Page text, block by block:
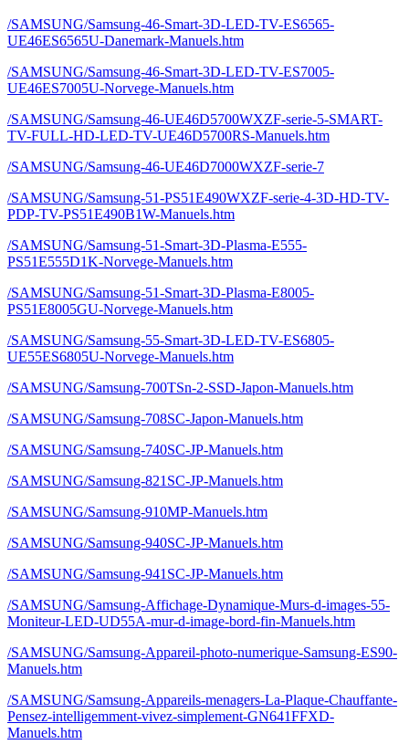
/SAMSUNG/Samsung-46-Smart-3D-LED-TV-ES6565-
UE46ES6565U-Danemark-Manuels.htm
/SAMSUNG/Samsung-46-Smart-3D-LED-TV-ES7005-
UE46ES7005U-Norvege-Manuels.htm
/SAMSUNG/Samsung-46-UE46D5700WXZF-serie-5-SMART-
TV-FULL-HD-LED-TV-UE46D5700RS-Manuels.htm
/SAMSUNG/Samsung-46-UE46D7000WXZF-serie-7
/SAMSUNG/Samsung-51-PS51E490WXZF-serie-4-3D-HD-TV-
PDP-TV-PS51E490B1W-Manuels.htm
/SAMSUNG/Samsung-51-Smart-3D-Plasma-E555-
PS51E555D1K-Norvege-Manuels.htm
/SAMSUNG/Samsung-51-Smart-3D-Plasma-E8005-
PS51E8005GU-Norvege-Manuels.htm
/SAMSUNG/Samsung-55-Smart-3D-LED-TV-ES6805-
UE55ES6805U-Norvege-Manuels.htm
/SAMSUNG/Samsung-700TSn-2-SSD-Japon-Manuels.htm
/SAMSUNG/Samsung-708SC-Japon-Manuels.htm
/SAMSUNG/Samsung-740SC-JP-Manuels.htm
/SAMSUNG/Samsung-821SC-JP-Manuels.htm
/SAMSUNG/Samsung-910MP-Manuels.htm
/SAMSUNG/Samsung-940SC-JP-Manuels.htm
/SAMSUNG/Samsung-941SC-JP-Manuels.htm
/SAMSUNG/Samsung-Affichage-Dynamique-Murs-d-images-55-
Moniteur-LED-UD55A-mur-d-image-bord-fin-Manuels.htm
/SAMSUNG/Samsung-Appareil-photo-numerique-Samsung-ES90-
Manuels.htm
/SAMSUNG/Samsung-Appareils-menagers-La-Plaque-Chauffante-
Pensez-intelligemment-vivez-simplement-GN641FFXD-
Manuels.htm